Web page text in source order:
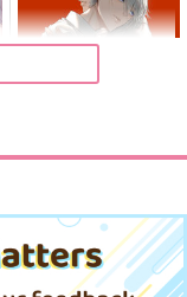
いであろっく
専売 1,155円 （税込）
刀剣乱舞